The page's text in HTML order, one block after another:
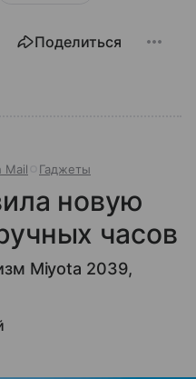
Поделиться
Mail Гаджеты
новую
часов
Miyota 2039,